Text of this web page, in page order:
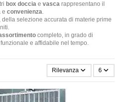
box doccia e vasca rappresentano il
e convenienza.
selezione accurata di materie prime
completo, in grado di
e affidabile nel tempo.
Rilevanza 6